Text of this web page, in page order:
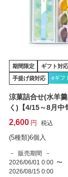
期間限定 ギフト対応
手提げ袋対応 eギフ
涼菓詰合せ(水羊
く)【4/15～8月中
2,600 税込
(5種類)6個入
販売期間
2026/06/01 0:00 〜
2026/08/15 0:00